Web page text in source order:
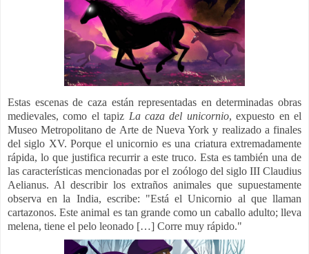
Estas escenas de caza están representadas en determinadas obras
medievales, como el tapiz La caza del unicornio, expuesto en el
Museo Metropolitano de Arte de Nueva York y realizado a finales
del siglo XV. Porque el unicornio es una criatura extremadamente
rápida, lo que justifica recurrir a este truco. Esta es también una de
las características mencionadas por el zoólogo del siglo III Claudius
Aelianus. Al describir los extraños animales que supuestamente
observa en la India, escribe: "Está el Unicornio al que llaman
cartazonos. Este animal es tan grande como un caballo adulto; lleva
melena, tiene el pelo leonado […] Corre muy rápido."